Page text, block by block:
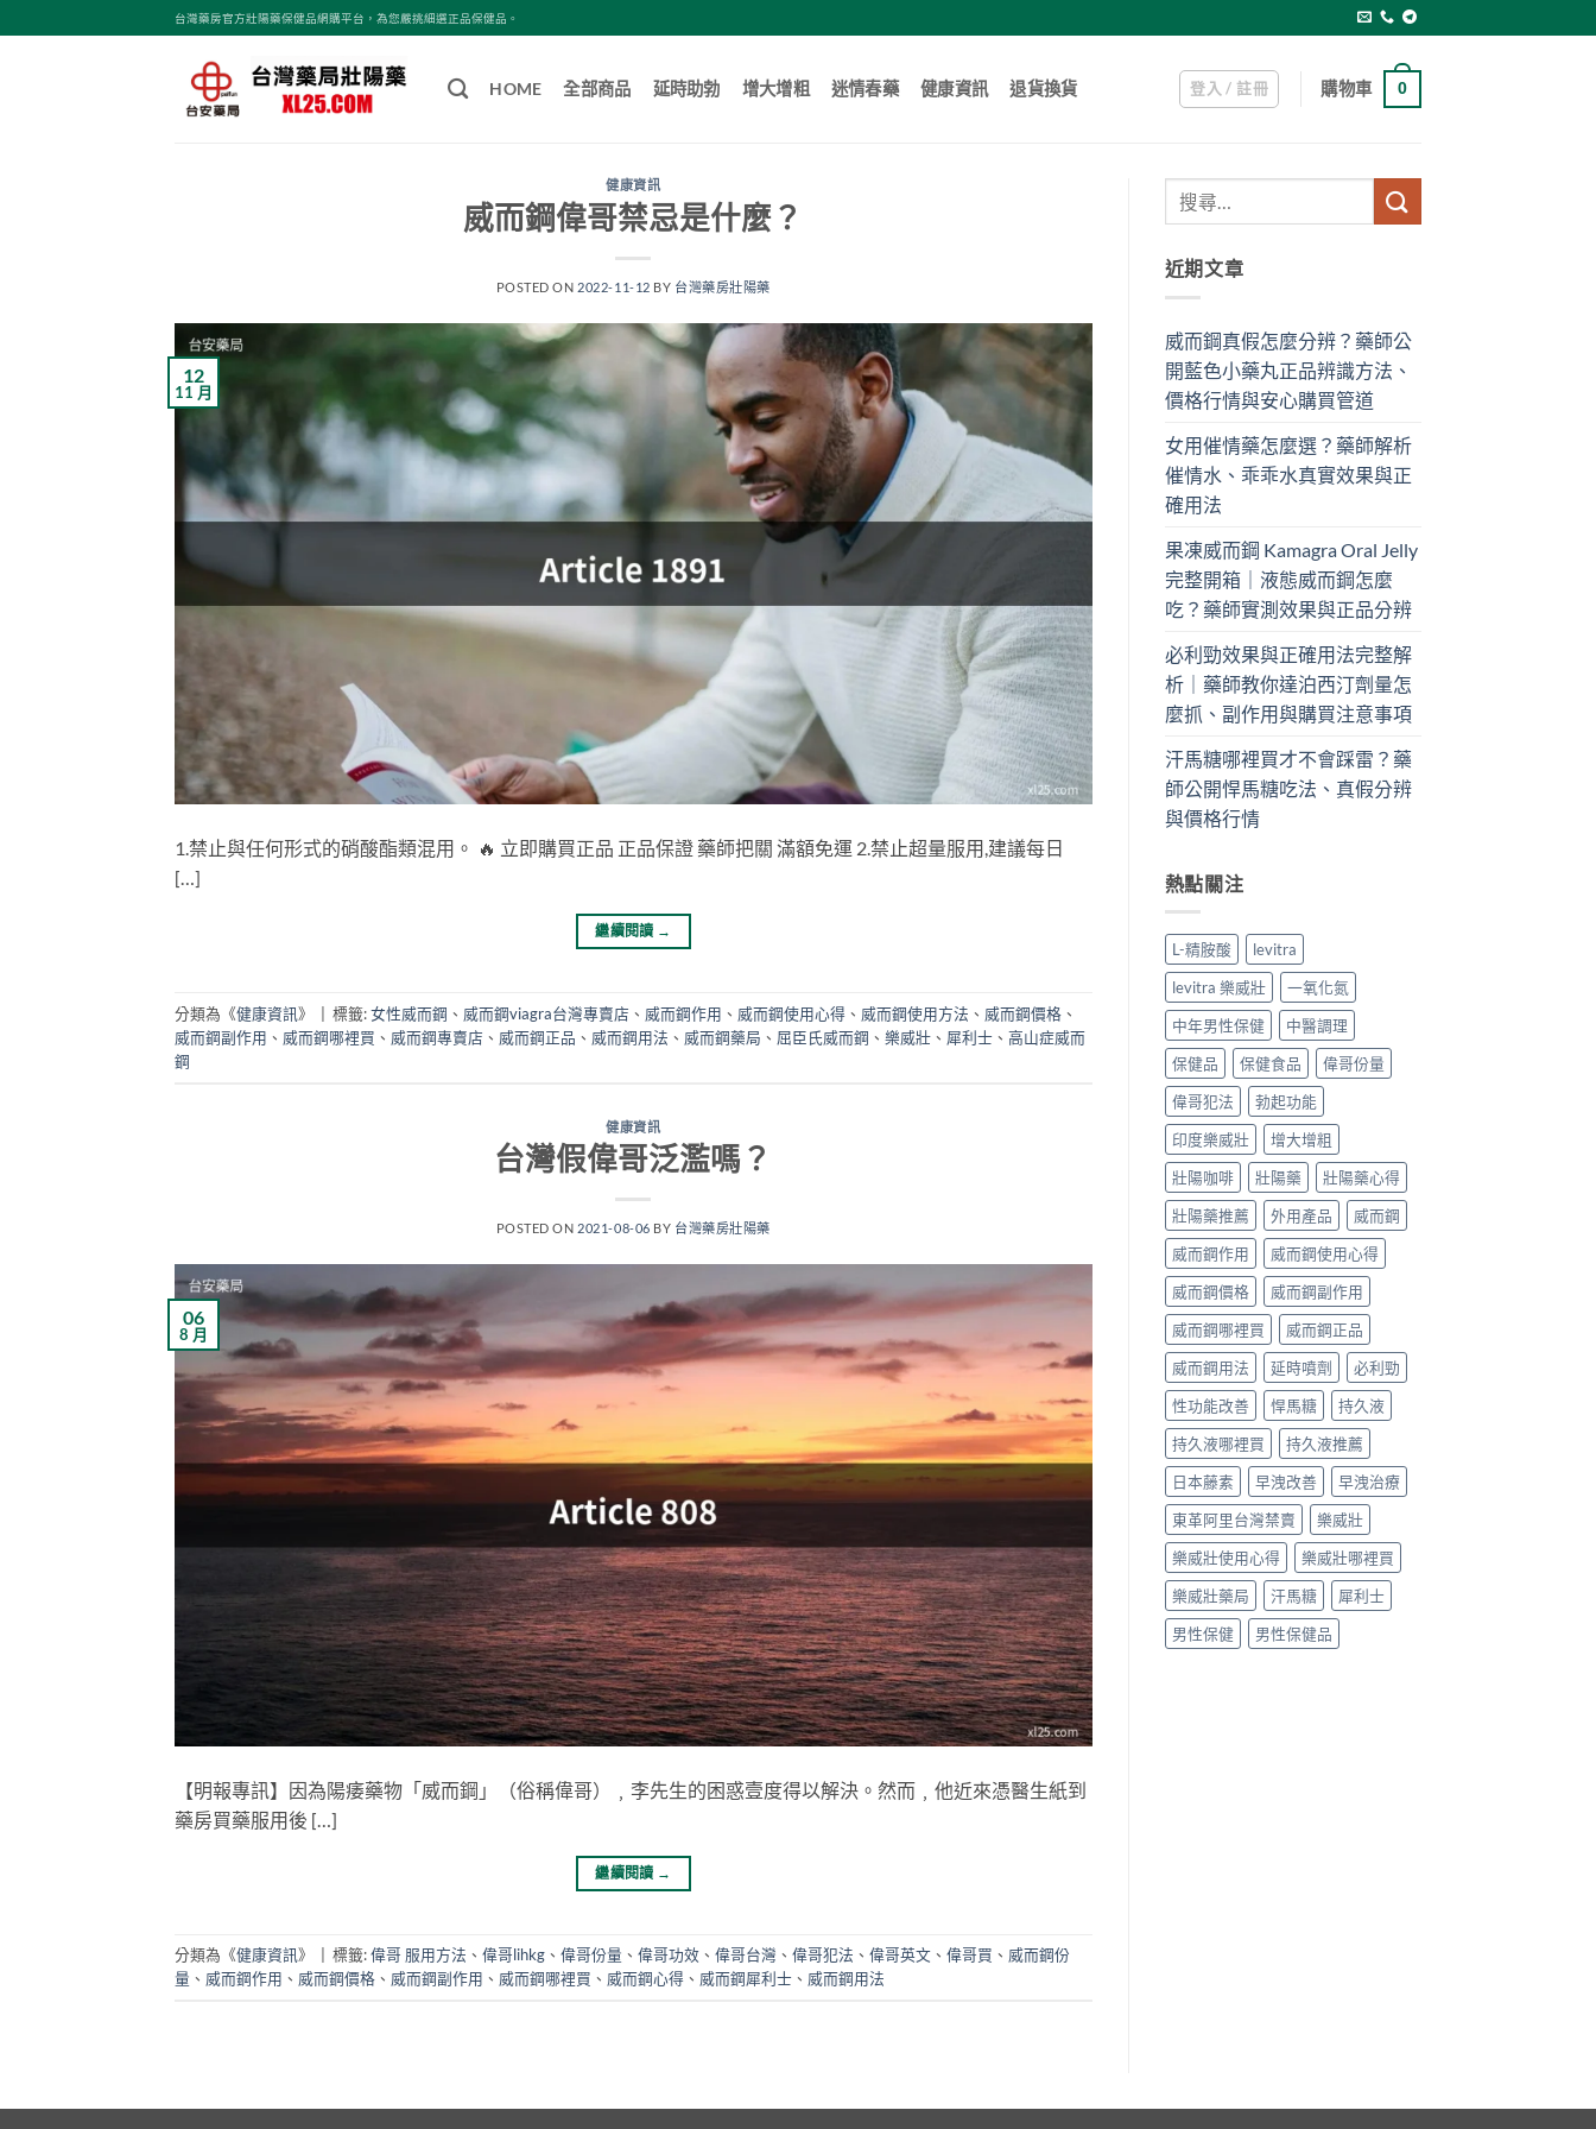
轉
台灣藥房官方壯陽藥保健品網購平台，為您嚴挑細選正品保健品。
HOME 全部商品 延時助勃 增大增粗 迷情春藥 健康資訊 退貨換貨 登入 / 註冊 購物車 0
健康資訊
威而鋼偉哥禁忌是什麼？
POSTED ON 2022-11-12 BY 台灣藥房壯陽藥
12
11 月
1.禁止與任何形式的硝酸酯類混用。 🔥 立即購買正品 正品保證 藥師把關 滿額免運 2.禁止超量服用,建議每日
[…]
繼續閱讀 →
分類為《健康資訊》 標籤:女性威而鋼 、 威而鋼viagra台灣專賣店 、 威而鋼作用 、 威而鋼使用心得 、 威而鋼使用方法 、 威而鋼價格 、
威而鋼副作用 、 威而鋼哪裡買 、 威而鋼專賣店 、 威而鋼正品 、 威而鋼用法 、 威而鋼藥局 、 屈臣氏威而鋼 、 樂威壯 、 犀利士 、 高山症威而
鋼
健康資訊
台灣假偉哥泛濫嗎？
POSTED ON 2021-08-06 BY 台灣藥房壯陽藥
06
8 月
【明報專訊】因為陽痿藥物「威而鋼」（俗稱偉哥）﹐李先生的困惑壹度得以解決。然而﹐他近來憑醫生紙到
藥房買藥服用後 […]
繼續閱讀 →
分類為《健康資訊》 標籤:偉哥 服用方法 、 偉哥lihkg 、 偉哥份量 、 偉哥功效 、 偉哥台灣 、 偉哥犯法 、 偉哥英文 、 偉哥買 、 威而鋼份
量 、 威而鋼作用 、 威而鋼價格 、 威而鋼副作用 、 威而鋼哪裡買 、 威而鋼心得 、 威而鋼犀利士 、 威而鋼用法
近期文章
威而鋼真假怎麼分辨？藥師公
開藍色小藥丸正品辨識方法、
價格行情與安心購買管道
女用催情藥怎麼選？藥師解析
催情水、乖乖水真實效果與正
確用法
果凍威而鋼 Kamagra Oral Jelly
完整開箱｜液態威而鋼怎麼
吃？藥師實測效果與正品分辨
必利勁效果與正確用法完整解
析｜藥師教你達泊西汀劑量怎
麼抓、副作用與購買注意事項
汗馬糖哪裡買才不會踩雷？藥
師公開悍馬糖吃法、真假分辨
與價格行情
熱點關注
L-精胺酸
levitra
levitra 樂威壯
一氧化氮
中年男性保健
中醫調理
保健品
保健食品
偉哥份量
偉哥犯法
勃起功能
印度樂威壯
增大增粗
壯陽咖啡
壯陽藥
壯陽藥心得
壯陽藥推薦
外用產品
威而鋼
威而鋼作用
威而鋼使用心得
威而鋼價格
威而鋼副作用
威而鋼哪裡買
威而鋼正品
威而鋼用法
延時噴劑
必利勁
性功能改善
悍馬糖
持久液
持久液哪裡買
持久液推薦
日本藤素
早洩改善
早洩治療
東革阿里台灣禁賣
樂威壯
樂威壯使用心得
樂威壯哪裡買
樂威壯藥局
汗馬糖
犀利士
男性保健
男性保健品